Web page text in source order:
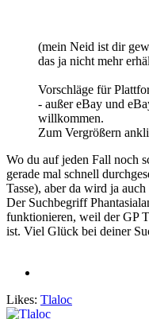
(mein Neid ist dir
das ja nicht mehr
Vorschläge für
- außer eBay und
willkommen.
Zum Vergrößern
Wo du auf jeden Fall noch
gerade mal schnell
Tasse), aber da wird ja
Der Suchbegriff
funktionieren, weil der GP
ist. Viel Glück bei deiner
Likes: Tlaloc